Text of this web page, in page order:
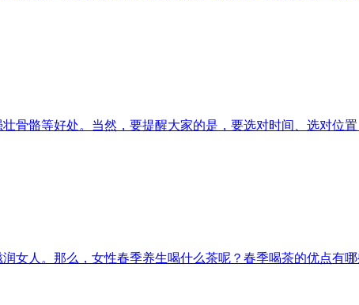
骨骼等好处。当然，要提醒大家的是，要选对时间、选对位
女人。那么，女性春季养生喝什么茶呢？春季喝茶的优点有